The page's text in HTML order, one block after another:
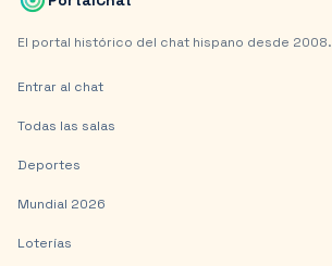
El portal histórico del chat hispano desde 2008.
Entrar al chat
Todas las salas
Deportes
Mundial 2026
Loterías